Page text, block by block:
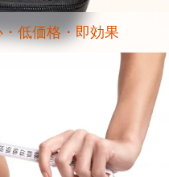
低価格・即効果